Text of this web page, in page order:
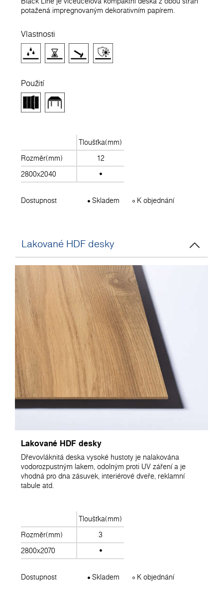
potažená impregnovaným dekorativním papírem.
Vlastnosti
Použití
Tloušťka(mm)
Rozměr(mm)
12
2800x2040
Dostupnost Skladem K objednání
Lakované HDF desky
Lakované HDF desky
Dřevovláknitá deska vysoké hustoty je nalakována
vodorozpustným lakem, odolným proti UV záření a je
vhodná pro dna zásuvek, interiérové dveře, reklamní
tabule atd.
Tloušťka(mm)
Rozměr(mm)
3
2800x2070
Dostupnost Skladem K objednání